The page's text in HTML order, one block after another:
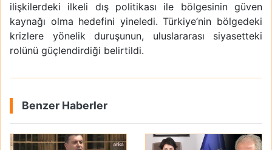
ilişkilerdeki ilkeli dış politikası ile bölgesinin güven
kaynağı olma hedefini yineledi. Türkiye’nin bölgedeki
krizlere yönelik duruşunun, uluslararası siyasetteki
rolünü güçlendirdiği belirtildi.
Benzer Haberler